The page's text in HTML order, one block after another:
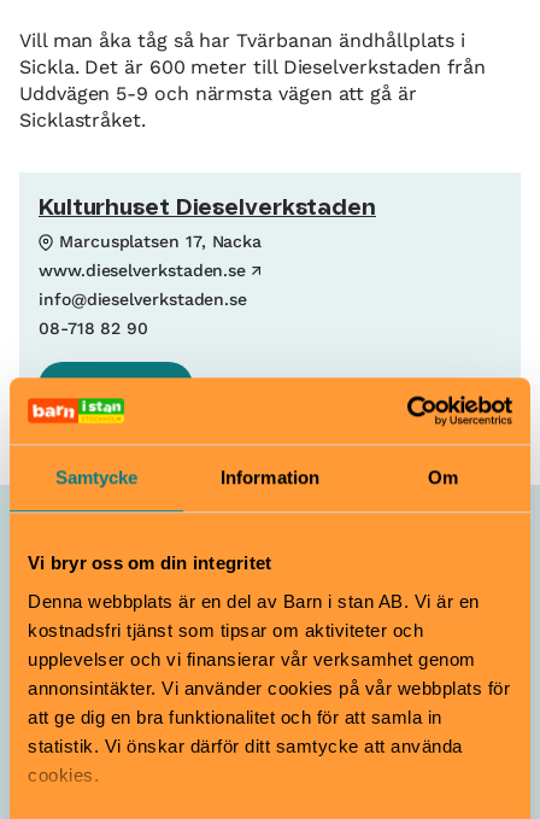
Samtycke Information Om
Vi bryr oss om din integritet
Denna webbplats är en del av Barn i stan AB. Vi är en
kostnadsfri tjänst som tipsar om aktiviteter och
upplevelser och vi finansierar vår verksamhet genom
annonsintäkter. Vi använder cookies på vår webbplats för
att ge dig en bra funktionalitet och för att samla in
statistik. Vi önskar därför ditt samtycke att använda
cookies.
Vill man åka tåg så har Tvärbanan ändhållplats i
Sickla. Det är 600 meter till Dieselverkstaden från
Uddvägen 5-9 och närmsta vägen att gå är
Sicklastråket.
Kulturhuset Dieselverkstaden
Marcusplatsen 17, Nacka
www.dieselverkstaden.se
info@dieselverkstaden.se
08-718 82 90
Dieselverkstaden
Skapa & pyssla
Skaparverkstad: Måla
12 jun–7 aug
5–15 år